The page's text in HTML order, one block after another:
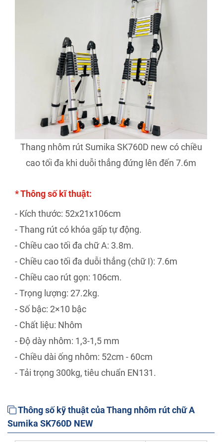
Thang nhôm rút Sumika SK760D new có chiều
cao tối đa khi duỗi thẳng đứng lên đến 7.6m
* Thông số kĩ thuật:
- Kích thước: 52x21x106cm
- Thang rút có khóa gấp tự động.
- Chiều cao tối đa chữ A: 3.8m.
- Chiều cao tối đa duỗi thẳng (chữ I): 7.6m
- Chiều cao rút gọn: 106cm.
- Trọng lượng: 27.2kg.
- Số bậc: 2×10 bậc
- Chất liệu: Nhôm
- Độ dày nhôm: 1,3-1,5 mm
- Chiều dài ống nhôm: 52cm - 60cm
- Tải trọng 300kg, tiêu chuẩn EN131.
Thông số kỹ thuật của Thang nhôm rút chữ A
Sumika SK760D NEW